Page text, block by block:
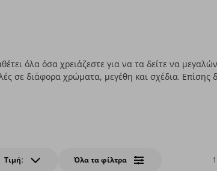
όλα όσα χρειάζεστε για να τα δείτε να
σε διάφορα χρώματα, μεγέθη και σχέδια. Επίσης
Τιμή: Όλα τα φίλτρα